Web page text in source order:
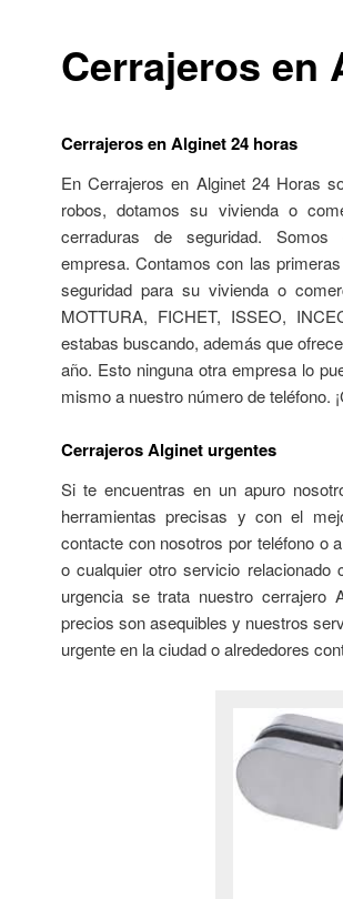
Cerrajeros en
Cerrajeros en Alginet 24 horas
En Cerrajeros en Alginet 24 Horas
robos, dotamos su vivienda o
cerraduras de seguridad.
empresa.Contamos con las
seguridad para su vivienda o
MOTTURA, FICHET, ISSEO,
estabas buscando, además que
año. Esto ninguna otra empresa lo
mismo a nuestro número de teléfono.
Cerrajeros Alginet urgentes
Si te encuentras en un apuro
herramientas precisas y con el
contacte con nosotros por teléfono o
o cualquier otro servicio
urgencia se trata nuestro cerrajero
precios son asequibles y nuestros
urgente en la ciudad o alrededores